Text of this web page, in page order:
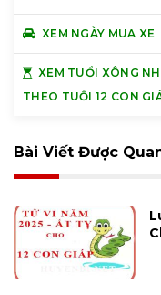
XEM NGÀY MUA XE
XEM TUỔI XÔNG
THEO TUỔI 12 CON
Bài Viết Được